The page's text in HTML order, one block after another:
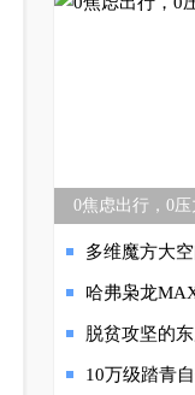
0焦虑出行，0
多维魔方大空
哈弗枭龙MAX推送
脱贫攻坚的
10万级踏青自驾